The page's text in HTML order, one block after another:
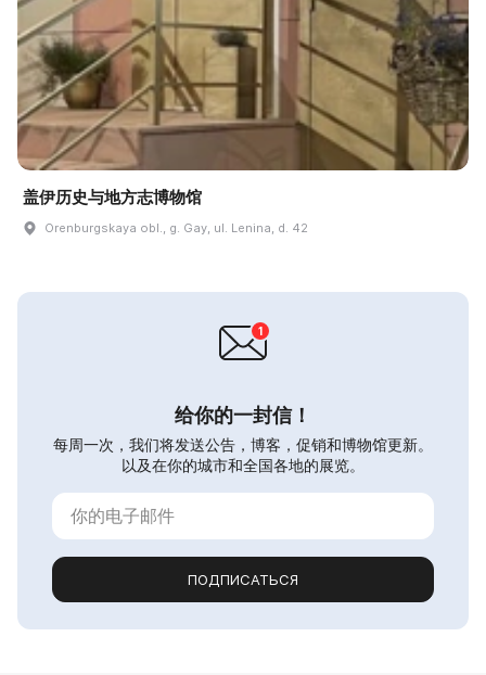
盖伊历史与地方志博物馆
Orenburgskaya obl., g. Gay, ul. Lenina, d. 42
给你的一封信！
每周一次，我们将发送公告，博客，促销和博物馆更新。
以及在你的城市和全国各地的展览。
ПОДПИСАТЬСЯ